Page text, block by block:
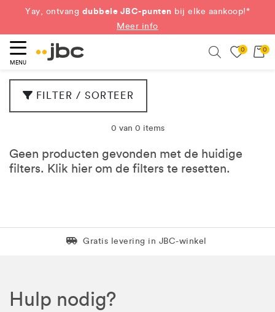
Yay, ontvang dubbele JBC-punten bij elke aankoop!*
Meer info
MENU
0 0
FILTER / SORTEER
0 van 0 items
Geen producten gevonden met de huidige
filters. Klik hier om de filters te resetten.
Levering in 1 pakket
Gratis levering in JBC-winkel
Hulp nodig?